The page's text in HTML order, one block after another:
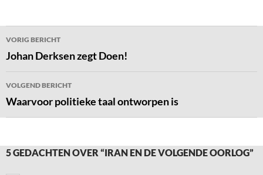
Bericht
navigatie
VORIG BERICHT
Johan Derksen zegt Doen!
VOLGEND BERICHT
Waarvoor politieke taal ontworpen is
5 GEDACHTEN OVER “IRAN EN DE VOLGENDE OORLOG”